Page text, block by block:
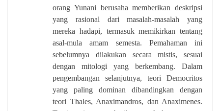
orang Yunani berusaha memberikan deskripsi
yang rasional dari masalah-masalah yang
mereka hadapi, termasuk memikirkan tentang
asal-mula amam semesta. Pemahaman ini
sebelumnya dilakukan secara mistis, sesuai
dengan mitologi yang berkembang. Dalam
pengembangan selanjutnya, teori Democritos
yang paling dominan dibandingkan dengan
teori Thales, Anaximandros, dan Anaximenes.